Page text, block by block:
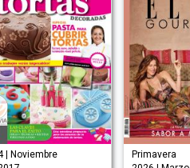
| Noviembre
Primavera